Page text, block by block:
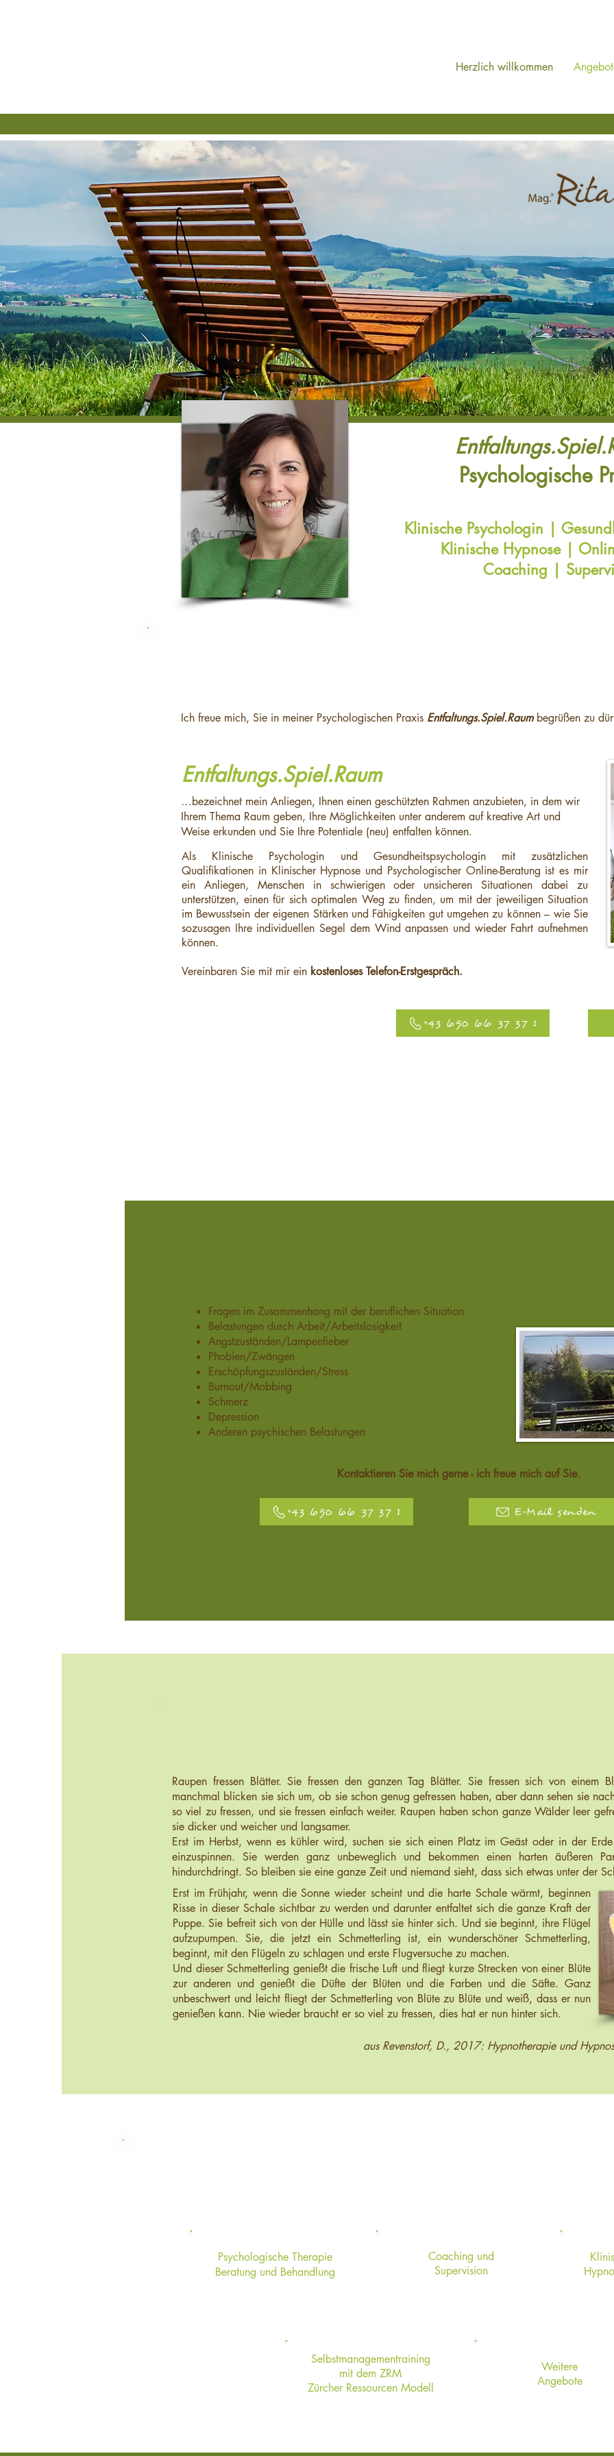
Herzlich willkommen
Psychologische
Klinische Psychologin |
Klinische Hypnose |
Coaching |
Ich freue mich, Sie in meiner Psychologischen Praxis Entfaltungs.Spiel.Raumbegrüßen zu
Entfaltungs.Spiel.Raum
…bezeichnet mein Anliegen, Ihnen einen geschützten Rahmen anzubieten, in dem wir
Ihrem Thema Raum geben, Ihre Möglichkeiten unter anderem auf kreative Art und
Weise erkunden und Sie Ihre Potentiale (neu) entfalten können.
Als Klinische Psychologin und Gesundheitspsychologin mit zusätzlichen
Qualifikationen in Klinischer Hypnose und Psychologischer Online-Beratung ist es mir
ein Anliegen, Menschen in schwierigen oder unsicheren Situationen dabei zu
unterstützen, einen für sich optimalen Weg zu finden, um mit der jeweiligen Situation
im Bewusstsein der eigenen Stärken und Fähigkeiten gut umgehen zu können – wie Sie
sozusagen Ihre individuellen Segel dem Wind anpassen und wieder Fahrt aufnehmen
können.
Vereinbaren Sie mit mir ein kostenloses Telefon-Erstgespräch.
+43 650 66 37 37 1
Fragen im Zusammenhang mit der beruflichen Situation
Belastungen durch Arbeit/Arbeitslosigkeit
Angstzuständen/Lampenfieber
Phobien/Zwängen
Erschöpfungszuständen/Stress
Burnout/Mobbing
Schmerz
Depression
Anderen psychischen Belastungen
Kontaktieren Sie mich gerne - ich freue mich auf Sie.
+43 650 66 37 37 1 E-Mail senden
Raupen fressen Blätter. Sie fressen den ganzen Tag Blätter. Sie fressen sich von einem
manchmal blicken sie sich um, ob sie schon genug gefressen haben, aber dann sehen sie
so viel zu fressen, und sie fressen einfach weiter. Raupen haben schon ganze Wälder leer
sie dicker und weicher und langsamer.
Erst im Herbst, wenn es kühler wird, suchen sie sich einen Platz im Geäst oder in der
einzuspinnen. Sie werden ganz unbeweglich und bekommen einen harten äußeren
hindurchdringt. So bleiben sie eine ganze Zeit und niemand sieht, dass sich etwas unter der
Erst im Frühjahr, wenn die Sonne wieder scheint und die harte Schale wärmt, beginnen
Risse in dieser Schale sichtbar zu werden und darunter entfaltet sich die ganze Kraft der
Puppe. Sie befreit sich von der Hülle und lässt sie hinter sich. Und sie beginnt, ihre Flügel
aufzupumpen. Sie, die jetzt ein Schmetterling ist, ein wunderschöner Schmetterling,
beginnt, mit den Flügeln zu schlagen und erste Flugversuche zu machen.
Und dieser Schmetterling genießt die frische Luft und fliegt kurze Strecken von einer Blüte
zur anderen und genießt die Düfte der Blüten und die Farben und die Säfte. Ganz
unbeschwert und leicht fliegt der Schmetterling von Blüte zu Blüte und weiß, dass er nun
genießen kann. Nie wieder braucht er so viel zu fressen, dies hat er nun hinter sich.
aus Revenstorf, D., 2017: Hypnotherapie und
Psychologische Therapie
Beratung und Behandlung
Coaching und
Supervision
Selbstmanagementraining
mit dem ZRM
Zürcher Ressourcen Modell
Weitere
Angebote